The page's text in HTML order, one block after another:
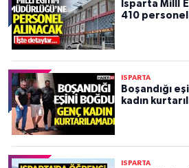
Isparta Millİ
410 personel
ISPARTA
Boşandığı
kadın
ISPARTA